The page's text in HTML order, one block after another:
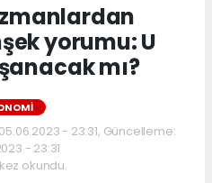
yorumu: U
mı?
- 23:31, Güncelleme:
- 23:31
okundu.